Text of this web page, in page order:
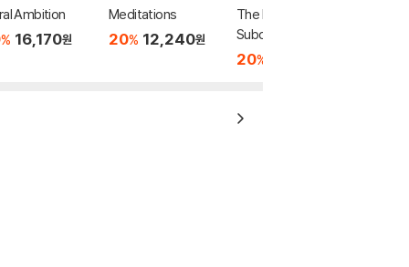
Ambition
% 16,170원
Meditations
20% 12,240원
The Power of Your
Subconscious Mind:
Unlock the Secrets
20%